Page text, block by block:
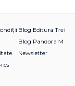
Blog Editura Trei
Blog Pandora M
Newsletter